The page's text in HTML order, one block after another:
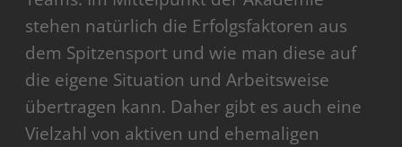
stehen natürlich die Erfolgsfaktoren aus
dem Spitzensport und wie man diese auf
die eigene Situation und Arbeitsweise
übertragen kann. Daher gibt es auch eine
Vielzahl von aktiven und ehemaligen